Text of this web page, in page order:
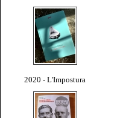
2020 - L'Impostura